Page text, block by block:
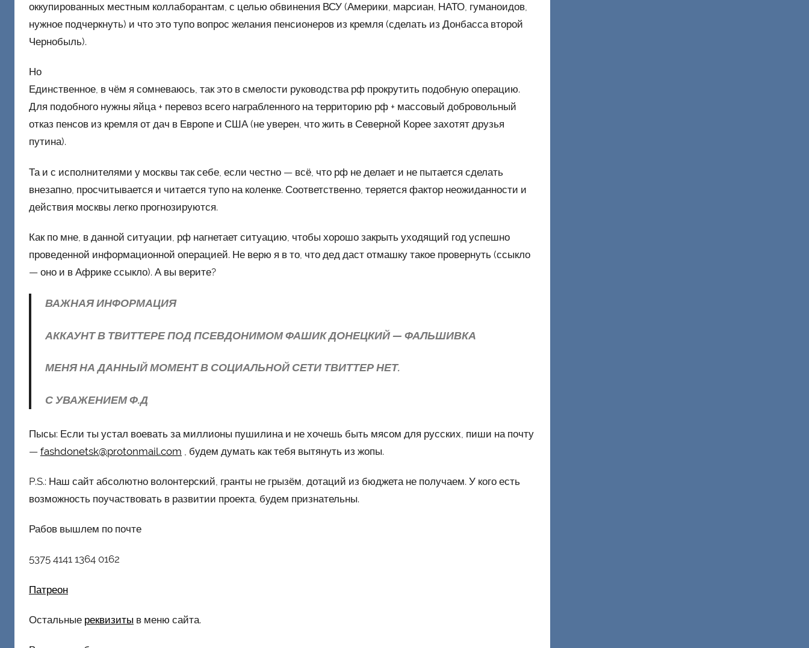
оккупированных местным коллаборантам, с целью обвинения ВСУ (Америки, марсиан, НАТО, гуманоидов,
нужное подчеркнуть) и что это тупо вопрос желания пенсионеров из кремля (сделать из Донбасса второй
Чернобыль).
Но
Единственное, в чём я сомневаюсь, так это в смелости руководства рф прокрутить подобную операцию.
Для подобного нужны яйца + перевоз всего награбленного на территорию рф + массовый добровольный
отказ пенсов из кремля от дач в Европе и США (не уверен, что жить в Северной Корее захотят друзья
путина).
Та и с исполнителями у москвы так себе, если честно — всё, что рф не делает и не пытается сделать
внезапно, просчитывается и читается тупо на коленке. Соответственно, теряется фактор неожиданности и
действия москвы легко прогнозируются.
Как по мне, в данной ситуации, рф нагнетает ситуацию, чтобы хорошо закрыть уходящий год успешно
проведенной информационной операцией. Не верю я в то, что дед даст отмашку такое провернуть (ссыкло
— оно и в Африке ссыкло). А вы верите?
ВАЖНАЯ ИНФОРМАЦИЯ
АККАУНТ В ТВИТТЕРЕ ПОД ПСЕВДОНИМОМ ФАШИК ДОНЕЦКИЙ — ФАЛЬШИВКА
МЕНЯ НА ДАННЫЙ МОМЕНТ В СОЦИАЛЬНОЙ СЕТИ ТВИТТЕР НЕТ.
С УВАЖЕНИЕМ Ф.Д
Пысы: Если ты устал воевать за миллионы пушилина и не хочешь быть мясом для русских, пиши на почту
— fashdonetsk@protonmail.com , будем думать как тебя вытянуть из жопы.
P.S.: Наш сайт абсолютно волонтерский, гранты не грызём, дотаций из бюджета не получаем. У кого есть
возможность поучаствовать в развитии проекта, будем признательны.
Рабов вышлем по почте
5375 4141 1364 0162
Патреон
Остальные реквизиты в меню сайта.